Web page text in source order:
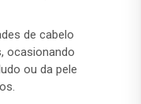
de cabelo
ocasionando
ou da pele